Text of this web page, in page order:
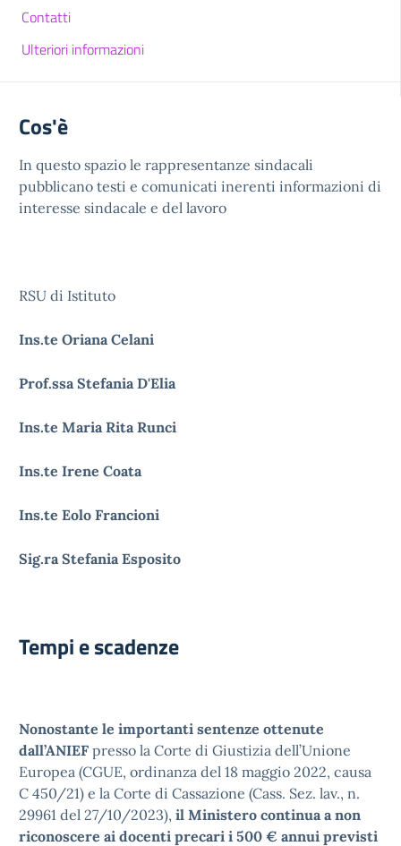
Contatti
Ulteriori informazioni
Cos'è
In questo spazio le rappresentanze sindacali
pubblicano testi e comunicati inerenti informazioni di
interesse sindacale e del lavoro
RSU di Istituto
Ins.te Oriana Celani
Prof.ssa Stefania D'Elia
Ins.te Maria Rita Runci
Ins.te Irene Coata
Ins.te Eolo Francioni
Sig.ra Stefania Esposito
Tempi e scadenze
Nonostante le importanti sentenze ottenute
dall’ANIEF presso la Corte di Giustizia dell’Unione
Europea (CGUE, ordinanza del 18 maggio 2022, causa
C 450/21) e la Corte di Cassazione (Cass. Sez. lav., n.
29961 del 27/10/2023), il Ministero continua a non
riconoscere ai docenti precari i 500 € annui previsti